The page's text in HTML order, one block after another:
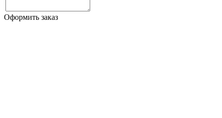
Оформить заказ